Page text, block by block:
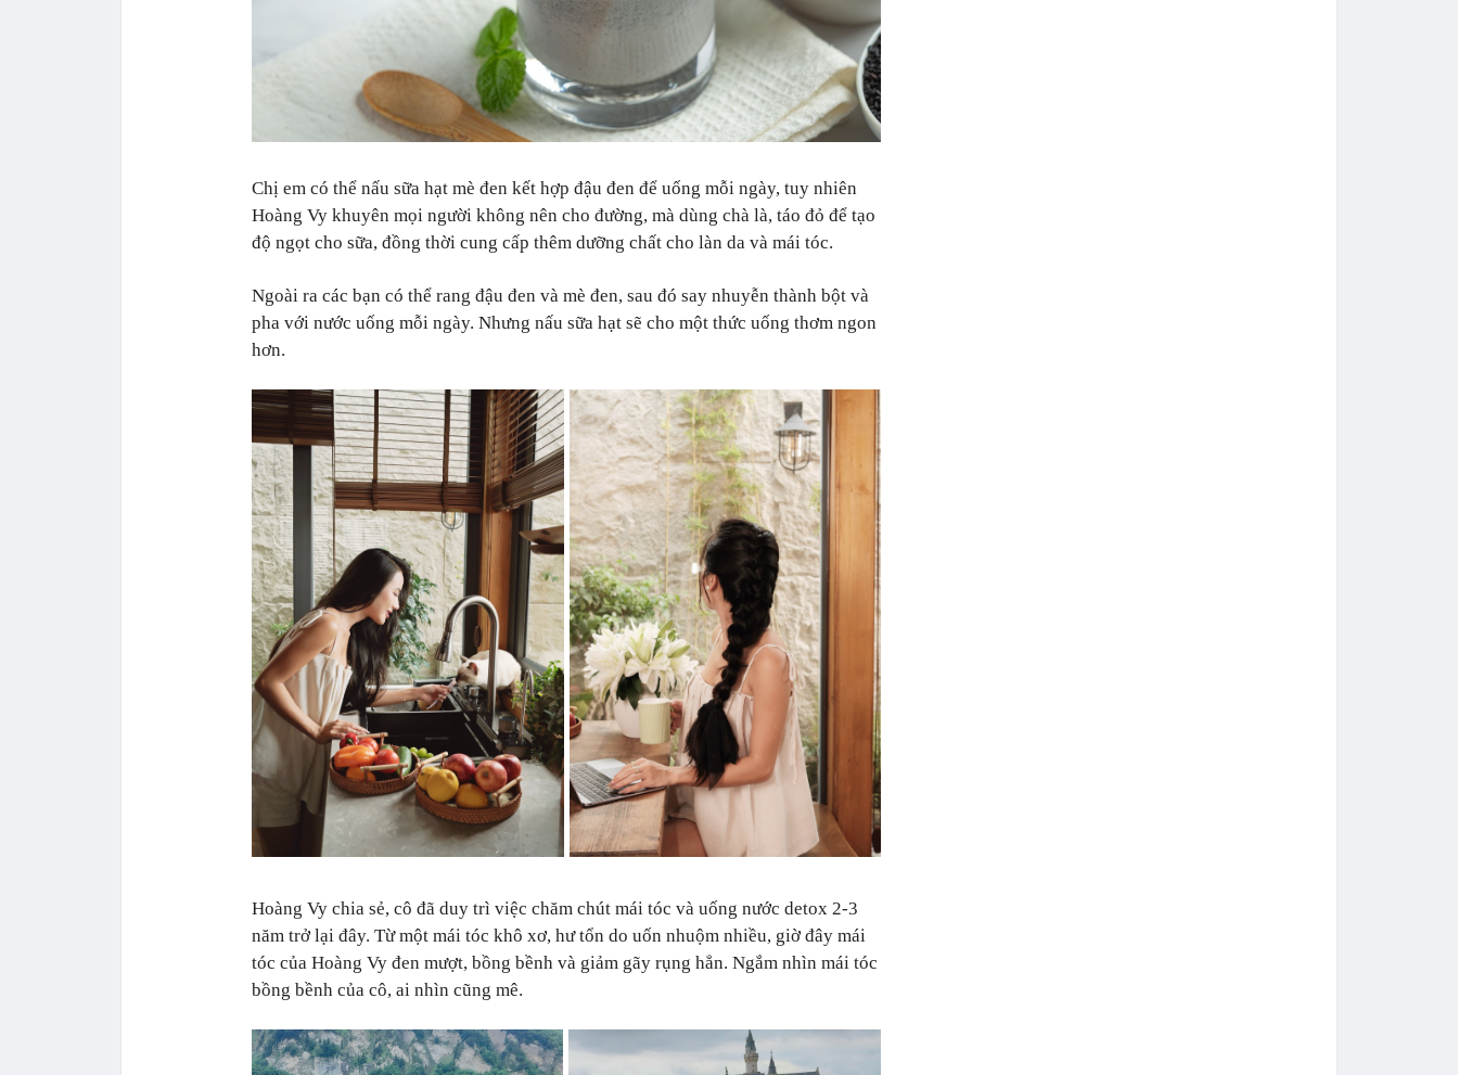
Chị em có thể nấu sữa hạt mè đen kết hợp đậu đen để uống mỗi ngày, tuy nhiên
Hoàng Vy khuyên mọi người không nên cho đường, mà dùng chà là, táo đỏ để tạo
độ ngọt cho sữa, đồng thời cung cấp thêm dưỡng chất cho làn da và mái tóc.
Ngoài ra các bạn có thể rang đậu đen và mè đen, sau đó say nhuyễn thành bột và
pha với nước uống mỗi ngày. Nhưng nấu sữa hạt sẽ cho một thức uống thơm ngon
hơn.
Hoàng Vy chia sẻ, cô đã duy trì việc chăm chút mái tóc và uống nước detox 2-3
năm trở lại đây. Từ một mái tóc khô xơ, hư tổn do uốn nhuộm nhiều, giờ đây mái
tóc của Hoàng Vy đen mượt, bồng bềnh và giảm gãy rụng hẳn. Ngắm nhìn mái tóc
bồng bềnh của cô, ai nhìn cũng mê.